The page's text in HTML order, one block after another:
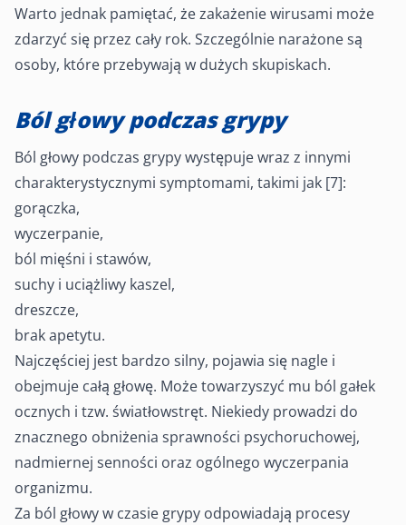
Warto jednak pamiętać, że zakażenie wirusami może
zdarzyć się przez cały rok. Szczególnie narażone są
osoby, które przebywają w dużych skupiskach.
Ból głowy podczas grypy
Ból głowy podczas grypy występuje wraz z innymi
charakterystycznymi symptomami, takimi jak [7]:
gorączka,
wyczerpanie,
ból mięśni i stawów,
suchy i uciążliwy kaszel,
dreszcze,
brak apetytu.
Najczęściej jest bardzo silny, pojawia się nagle i
obejmuje całą głowę. Może towarzyszyć mu ból gałek
ocznych i tzw. światłowstręt. Niekiedy prowadzi do
znacznego obniżenia sprawności psychoruchowej,
nadmiernej senności oraz ogólnego wyczerpania
organizmu.
Za ból głowy w czasie grypy odpowiadają procesy